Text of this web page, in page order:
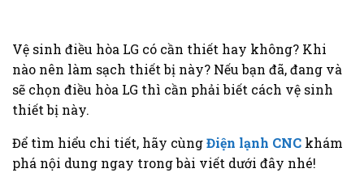
Vệ sinh điều hòa LG có cần thiết hay không? Khi
nào nên làm sạch thiết bị này? Nếu bạn đã, đang và
sẽ chọn điều hòa LG thì cần phải biết cách vệ sinh
thiết bị này.
Để tìm hiểu chi tiết, hãy cùngĐiện lạnh CNC khám
phá nội dung ngay trong bài viết dưới đây nhé!